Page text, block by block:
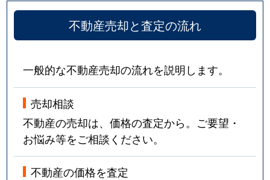
不動産売却と査定の流れ
一般的な不動産売却の流れを説明します。
売却相談
不動産の売却は、価格の査定から。ご要望・
お悩み等をご相談ください。
不動産の価格を査定